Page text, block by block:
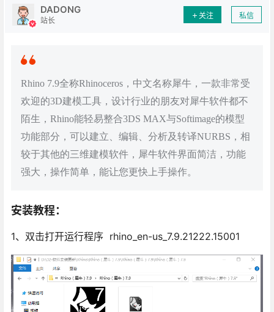
DADONG
站长
关注 私信
Rhino 7.9全称Rhinoceros，中文名称犀牛，一款非常受
欢迎的3D建模工具，设计行业的朋友对犀牛软件都不
陌生，Rhino能轻易整合3DS MAX与Softimage的模型
功能部分，可以建立、编辑、分析及转译NURBS，相
较于其他的三维建模软件，犀牛软件界面简洁，功能
强大，操作简单，能让您更快上手操作。
安装教程：
1、双击打开运行程序 rhino_en-us_7.9.21222.15001